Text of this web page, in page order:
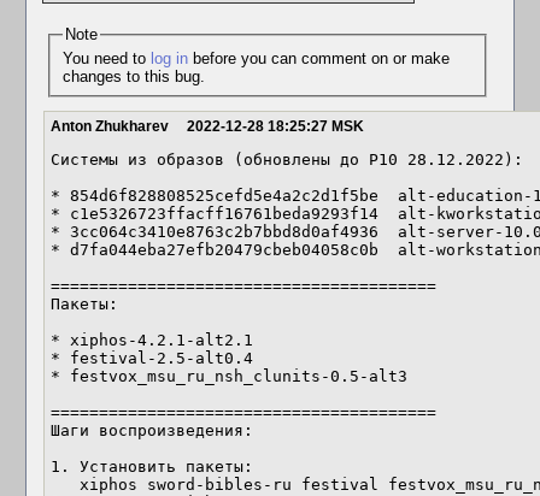
Note
You need to log inbefore you can comment on or make
changes to this bug.
Anton Zhukharev 2022-12-28 18:25:27 MSK
Системы из образов (обновлены до P10 28.12.2022):
* 854d6f828808525cefd5e4a2c2d1f5be  alt-education-
* c1e5326723ffacff16761beda9293f14  alt-
* 3cc064c3410e8763c2b7bbd8d0af4936  alt-server-
* d7fa044eba27efb20479cbeb04058c0b  alt-
========================================
Пакеты:
* xiphos-4.2.1-alt2.1
* festival-2.5-alt0.4
* festvox_msu_ru_nsh_clunits-0.5-alt3
========================================
Шаги воспроизведения:
1. Установить пакеты: